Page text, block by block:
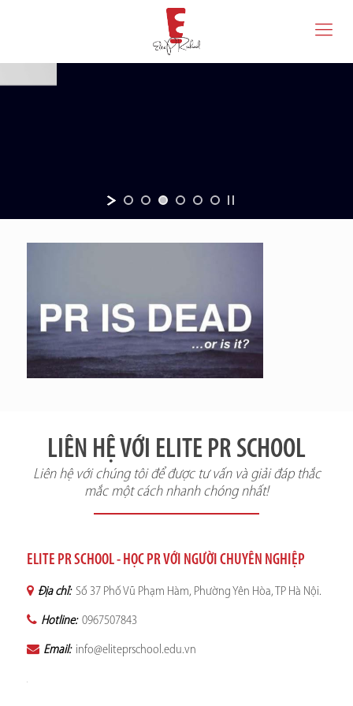
LIÊN HỆ VỚI ELITE PR SCHOOL
Liên hệ với chúng tôi để được tư vấn và giải đáp thắc
mắc một cách nhanh chóng nhất!
ELITE PR SCHOOL - HỌC PR VỚI NGƯỜI CHUYÊN NGHIỆP
Địa chỉ: Số 37 Phố Vũ Phạm Hàm, Phường Yên Hòa, TP Hà Nội.
Hotline: 0967507843
Email: info@eliteprschool.edu.vn